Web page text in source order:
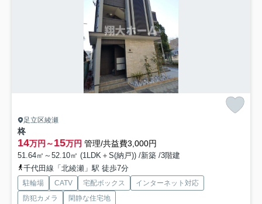
足立区綾瀬
柊
14万円～15万円 管理/共益費3,000円
51.64㎡～52.10㎡ (1LDK＋S(納戸)) /新築 /3階建
千代田線「北綾瀬」駅 徒歩7分
駐輪場 CATV 宅配ボックス
インターネット対応
防犯カメラ
閑静な住宅地